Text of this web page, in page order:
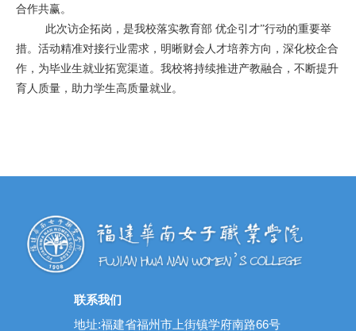
合作共赢。
此次访企拓岗，是我校落实教育部 优企引才”行动的重要举
措。活动精准对接行业需求，明晰财会人才培养方向，深化校企合
作，为毕业生就业拓宽渠道。我校将持续推进产教融合，不断提升
育人质量，助力学生高质量就业。
联系我们
地址:福建省福州市上街镇学府南路66号